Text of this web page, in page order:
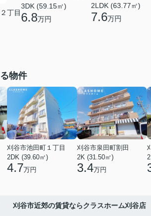
丁目
3DK (59.15㎡)
6.8万円
2LDK (63.77㎡)
7.6万円
物件
刈谷市池田町１丁目
2DK (39.60㎡)
4.7万円
刈谷市泉田町割田
2K (31.50㎡)
3.4万円
刈谷市近郊の賃貸ならクラスホーム刈谷店